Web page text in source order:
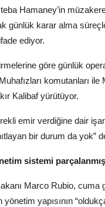
Hamaney’in
günlük karar alma
ediyor.
göre günlük
komutanları ile
Kalibaf yürütüyor.
emir verdiğine dair
bir durum da yok”
sistemi
Marco Rubio, cuma
yönetim yapısının